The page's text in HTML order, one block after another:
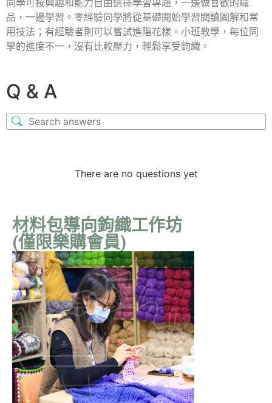
同學可按興趣和能力自由選擇學習專題，一邊做喜歡的織
品，一邊學習。零經驗同學將從基礎開始學習閱讀圖解和常
用技法；有經驗者則可以嘗試進階花樣。小班教學，每位同
學的進度不一，沒有比較壓力，輕鬆享受鉤織。
Q & A
There are no questions yet
材料包導向鉤織工作坊
(僅限樂購會員)